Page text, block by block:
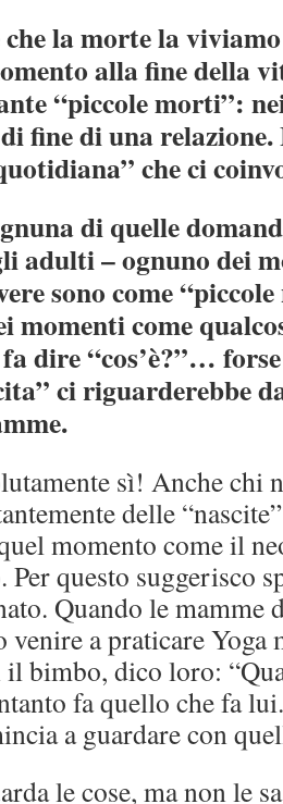
la morte la
alla fine della
“piccole morti”:
fine di una
che ci
di quelle
adulti – ognuno dei
sono come “piccole
momenti come
dire “cos’è?”…
ci riguarderebbe
sì! Anche chi
delle
momento come il
Per questo suggerisco
Quando le
venire a praticare Yoga
il bimbo, dico loro:
fa quello che fa
a guardare con
le cose, ma non le